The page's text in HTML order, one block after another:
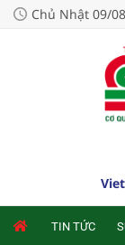
Chủ Nhật 09/
TIN TỨC